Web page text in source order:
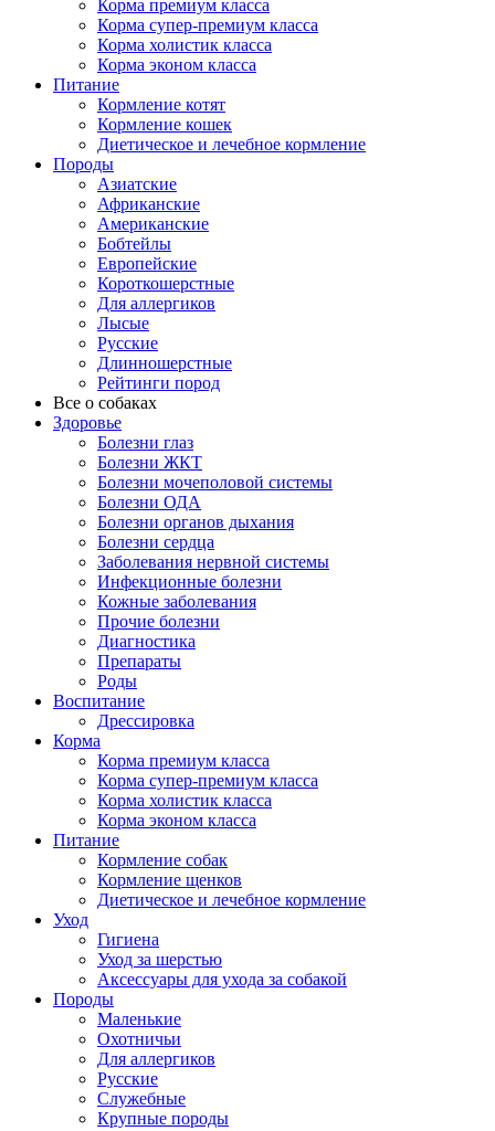
Корма премиум класса
Корма супер-премиум класса
Корма холистик класса
Корма эконом класса
Питание
Кормление котят
Кормление кошек
Диетическое и лечебное кормление
Породы
Азиатские
Африканские
Американские
Бобтейлы
Европейские
Короткошерстные
Для аллергиков
Лысые
Русские
Длинношерстные
Рейтинги пород
Все о собаках
Здоровье
Болезни глаз
Болезни ЖКТ
Болезни мочеполовой системы
Болезни ОДА
Болезни органов дыхания
Болезни сердца
Заболевания нервной системы
Инфекционные болезни
Кожные заболевания
Прочие болезни
Диагностика
Препараты
Роды
Воспитание
Дрессировка
Корма
Корма премиум класса
Корма супер-премиум класса
Корма холистик класса
Корма эконом класса
Питание
Кормление собак
Кормление щенков
Диетическое и лечебное кормление
Уход
Гигиена
Уход за шерстью
Аксессуары для ухода за собакой
Породы
Маленькие
Охотничьи
Для аллергиков
Русские
Служебные
Крупные породы